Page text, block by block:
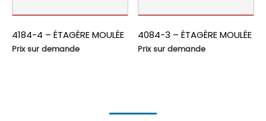
4184-4 – ÉTAGÈRE MOULÉE
Prix sur demande
4084-3 – ÉTAGÈRE MOULÉE
Prix sur demande